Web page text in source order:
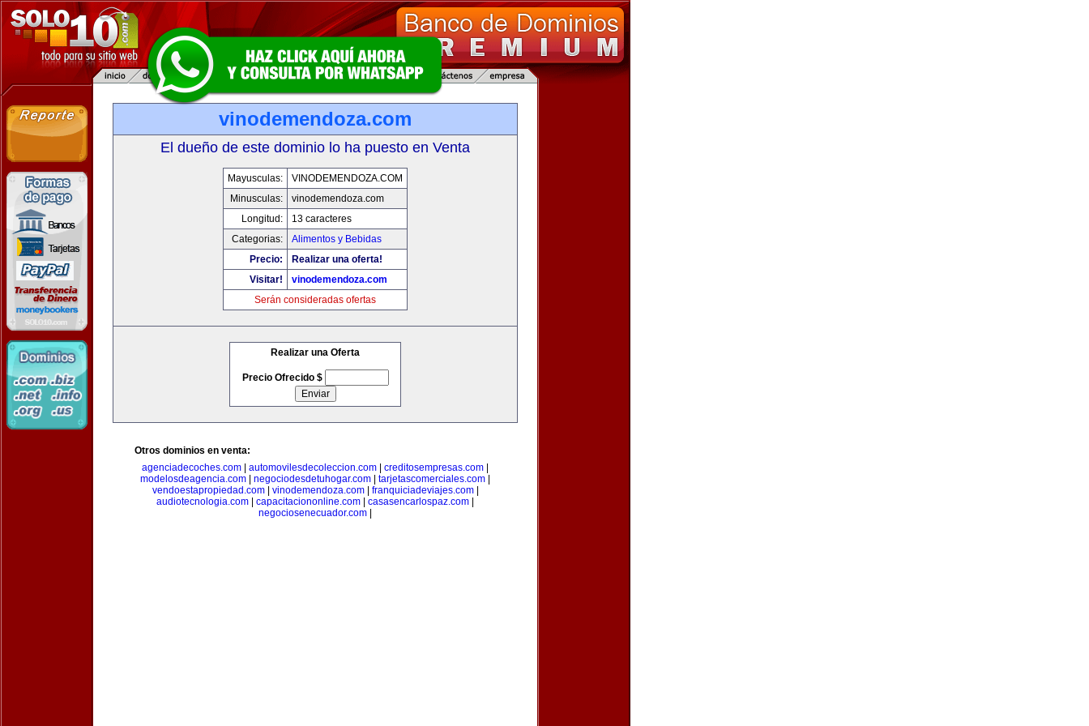
vinodemendoza.com
El dueño de este dominio lo ha puesto en Venta
Mayusculas:
VINODEMENDOZA.COM
Minusculas:
vinodemendoza.com
Longitud:
13 caracteres
Categorias:
Alimentos y Bebidas
Precio:
Realizar una oferta!
Visitar!
vinodemendoza.com
Serán consideradas ofertas
Realizar una Oferta
Precio Ofrecido $
Otros dominios en venta:
agenciadecoches.com
automovilesdecoleccion.com creditosempresas.com
modelosdeagencia.com
negociodesdetuhogar.com tarjetascomerciales.com
vendoestapropiedad.com| vinodemendoza.com| franquiciadeviajes.com|
audiotecnologia.com
capacitaciononline.com casasencarlospaz.com
negociosenecuador.com